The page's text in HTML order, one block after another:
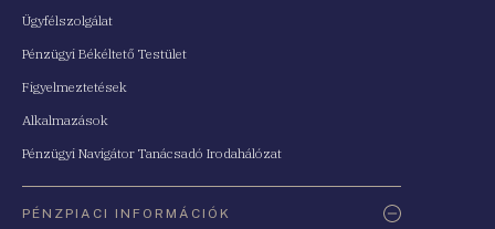
Ügyfélszolgálat
Pénzügyi Békéltető Testület
Figyelmeztetések
Alkalmazások
Pénzügyi Navigátor Tanácsadó Irodahálózat
PÉNZPIACI INFORMÁCIÓK